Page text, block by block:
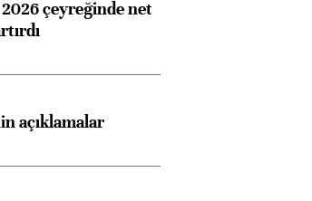
görüşmelere hazırlanıyor
çeyreğinde net
açıklamalar